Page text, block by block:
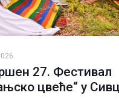
27. Фестивал
цвеће“ у